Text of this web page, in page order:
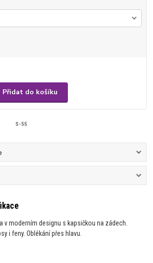
Přidat do košíku
S-55
v moderním designu s kapsičkou na zádech.
i feny. Oblékání přes hlavu.